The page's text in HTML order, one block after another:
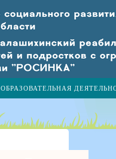
ОБРАЗОВАТЕЛЬНАЯ